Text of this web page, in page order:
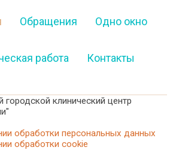
Обращения Одно окно
работа Контакты
клинический центр
обработки персональных данных
обработки cookie